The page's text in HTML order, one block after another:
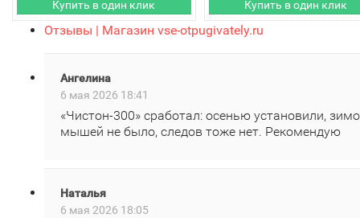
Отзывы | Магазин vse-otpugivately.ru
Ангелина
6 мая 2026 18:41
«Чистон‑300» сработал: осенью установили,
мышей не было, следов тоже нет. Рекомендую
Наталья
6 мая 2026 18:05